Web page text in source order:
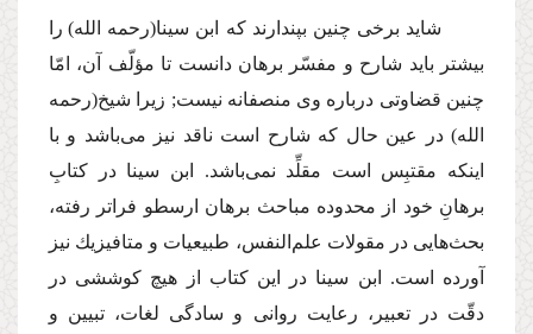
شاید برخی چنین بپندارند كه ابن سینا(رحمه الله) را
بیشتر باید شارح و مفسّر برهان دانست تا مؤلّف آن، امّا
چنین قضاوتی درباره وی منصفانه نیست; زیرا شیخ(رحمه
الله) در عین حال كه شارح است ناقد نیز می‌باشد و با
اینكه مقتبِس است مقلِّد نمی‌باشد. ابن سینا در كتابِ
برهانِ خود از محدوده مباحث برهان ارسطو فراتر رفته،
بحث‌هایی در مقولات علم‌النفس، طبیعیات و متافیزیك نیز
آورده است. ابن سینا در این كتاب از هیچ كوششی در
دقّت در تعبیر، رعایت روانی و سادگی لغات، تبیین و